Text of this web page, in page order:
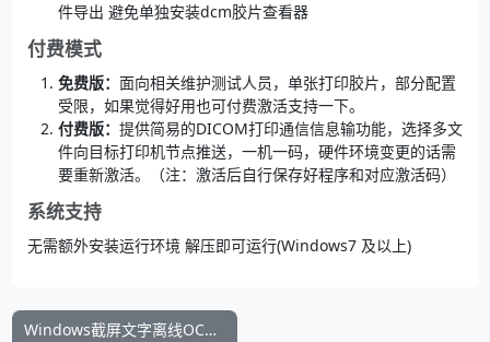
件导出 避免单独安装dcm胶片查看器
付费模式
免费版： 面向相关维护测试人员，单张打印胶片，部分配置
受限，如果觉得好用也可付费激活支持一下。
付费版： 提供简易的DICOM打印通信信息输功能，选择多文
件向目标打印机节点推送，一机一码，硬件环境变更的话需
要重新激活。（注：激活后自行保存好程序和对应激活码）
系统支持
无需额外安装运行环境 解压即可运行(Windows7 及以上)
Windows截屏文字离线OCR文字提取工具